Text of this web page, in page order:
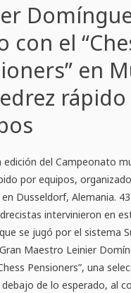
con el
en
edición del Campeonato
por equipos,
Dusseldorf, Alemania.
intervinieron en
se jugó por el sistema
Maestro Leinier
Pensioners”, una
de lo esperado, al